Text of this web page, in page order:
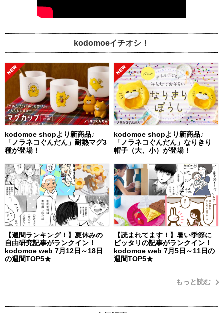
kodomoeイチオシ！
kodomoe shopより新商品♪
「ノラネコぐんだん」耐熱マグ3
種が登場！
kodomoe shopより新商品♪
「ノラネコぐんだん」なりきり
帽子（大、小）が登場！
【週間ランキング！】夏休みの
自由研究記事がランクイン！
kodomoe web 7月12日～18日
の週間TOP5★
【読まれてます！】暑い季節に
ピッタリの記事がランクイン！
kodomoe web 7月5日～11日の
週間TOP5★
もっと読む